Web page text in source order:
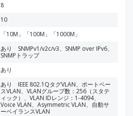
8
10
「10M」「100M」「1000M」
あり SNMPv1/v2c/v3、SNMP over IPv6、
SNMPトラップ
あり
あり IEEE 802.1QタグVLAN、ポートベー
スVLAN、VLANグループ数：256（スタテ
ィック）、VLAN IDレンジ：1-4094、
Voice VLAN、Asymmetric VLAN、自動サ
ーベイランスVLAN